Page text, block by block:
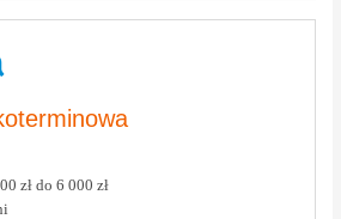
zł do 6 000 zł